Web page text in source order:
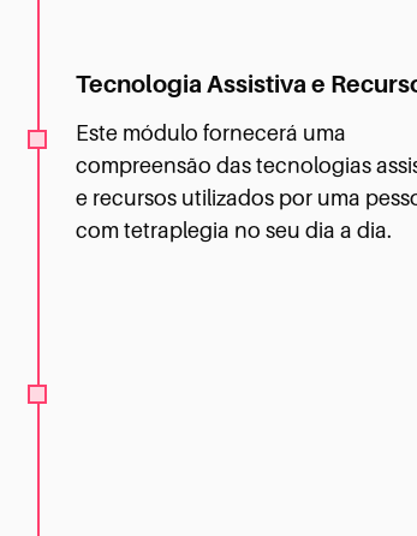
Tecnologia Assistiva e
Este módulo fornecerá uma
compreensão das tecnologias
e recursos utilizados por uma
com tetraplegia no seu dia a dia.